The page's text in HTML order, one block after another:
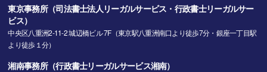
東京事務所（司法書士法人リーガルサービス・行政書士リーガルサー
ビス）
中央区八重洲2-11-2 城辺橋ビル 7F（東京駅八重洲南口より徒歩7分・銀座一丁目駅
より徒歩１分）
湘南事務所（行政書士リーガルサービス湘南）